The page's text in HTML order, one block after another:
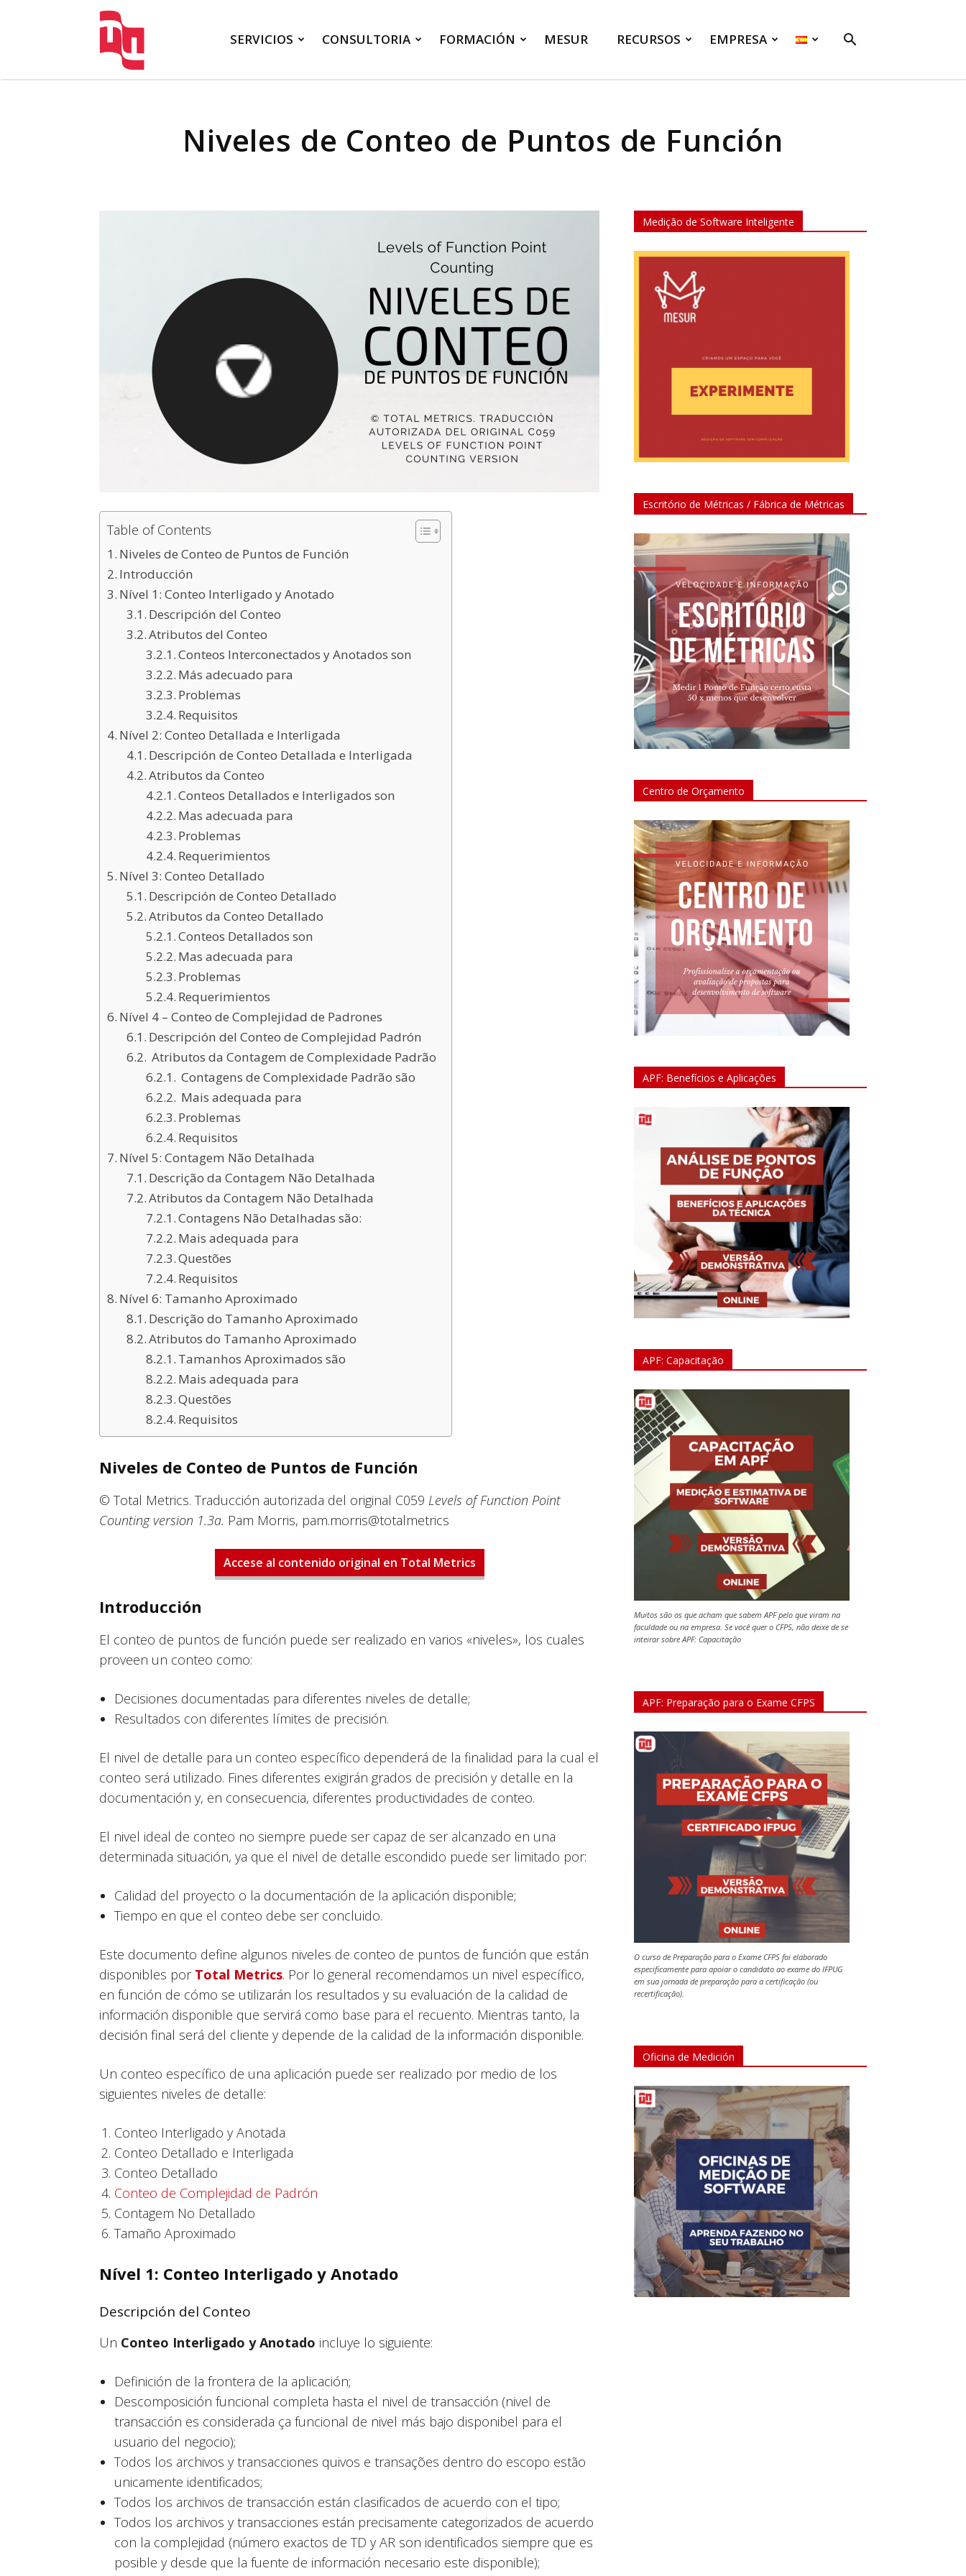
SERVICIOS CONSULTORIA FORMACIÓN MESUR RECURSOS EMPRESA
Niveles de Conteo de Puntos de Función
Table of Contents
Niveles de Conteo de Puntos de Función
Introducción
Nível 1: Conteo Interligado y Anotado
Descripción del Conteo
Atributos del Conteo
Conteos Interconectados y Anotados son
Más adecuado para
Problemas
Requisitos
Nível 2: Conteo Detallada e Interligada
Descripción de Conteo Detallada e Interligada
Atributos da Conteo
Conteos Detallados e Interligados son
Mas adecuada para
Problemas
Requerimientos
Nível 3: Conteo Detallado
Descripción de Conteo Detallado
Atributos da Conteo Detallado
Conteos Detallados son
Mas adecuada para
Problemas
Requerimientos
Nível 4 – Conteo de Complejidad de Padrones
Descripción del Conteo de Complejidad Padrón
Atributos da Contagem de Complexidade Padrão
Contagens de Complexidade Padrão são
Mais adequada para
Problemas
Requisitos
Nível 5: Contagem Não Detalhada
Descrição da Contagem Não Detalhada
Atributos da Contagem Não Detalhada
Contagens Não Detalhadas são:
Mais adequada para
Questões
Requisitos
Nível 6: Tamanho Aproximado
Descrição do Tamanho Aproximado
Atributos do Tamanho Aproximado
Tamanhos Aproximados são
Mais adequada para
Questões
Requisitos
Niveles de Conteo de Puntos de Función
© Total Metrics. Traducción autorizada del original C059 Levels of Function Point
Counting version 1.3a. Pam Morris, pam.morris@totalmetrics
Accese al contenido original en Total Metrics
Introducción
El conteo de puntos de función puede ser realizado en varios «niveles», los cuales
proveen un conteo como:
Decisiones documentadas para diferentes niveles de detalle;
Resultados con diferentes límites de precisión.
El nivel de detalle para un conteo específico dependerá de la finalidad para la cual el
conteo será utilizado. Fines diferentes exigirán grados de precisión y detalle en la
documentación y, en consecuencia, diferentes productividades de conteo.
El nivel ideal de conteo no siempre puede ser capaz de ser alcanzado en una
determinada situación, ya que el nivel de detalle escondido puede ser limitado por:
Calidad del proyecto o la documentación de la aplicación disponible;
Tiempo en que el conteo debe ser concluido.
Este documento define algunos niveles de conteo de puntos de función que están
disponibles por Total Metrics. Por lo general recomendamos un nivel específico,
en función de cómo se utilizarán los resultados y su evaluación de la calidad de
información disponible que servirá como base para el recuento. Mientras tanto, la
decisión final será del cliente y depende de la calidad de la información disponible.
Un conteo específico de una aplicación puede ser realizado por medio de los
siguientes niveles de detalle:
Conteo Interligado y Anotada
Conteo Detallado e Interligada
Conteo Detallado
Conteo de Complejidad de Padrón
Contagem No Detallado
Tamaño Aproximado
Nível 1: Conteo Interligado y Anotado
Descripción del Conteo
Un Conteo Interligado y Anotado incluye lo siguiente:
Definición de la frontera de la aplicación;
Descomposición funcional completa hasta el nivel de transacción (nivel de
transacción es considerada ça funcional de nivel más bajo disponibel para el
usuario del negocio);
Todos los archivos y transacciones quivos e transações dentro do escopo estão
unicamente identificados;
Todos los archivos de transacción están clasificados de acuerdo con el tipo;
Todos los archivos y transacciones están precisamente categorizados de acuerdo
con la complejidad (número exactos de TD y AR son identificados siempre que es
posible y desde que la fuente de información necesario este disponible);
Medição de Software Inteligente
Escritório de Métricas / Fábrica de Métricas
Centro de Orçamento
APF: Benefícios e Aplicações
APF: Capacitação
Muitos são os que acham que sabem APF pelo que viram na
faculdade ou na empresa. Se você quer o CFPS, não deixe de se
inteirar sobre APF: Capacitação
APF: Preparação para o Exame CFPS
O curso de Preparação para o Exame CFPS foi elaborado
especificamente para apoiar o candidato ao exame do IFPUG
em sua jornada de preparação para a certificação (ou
recertificação).
Oficina de Medición